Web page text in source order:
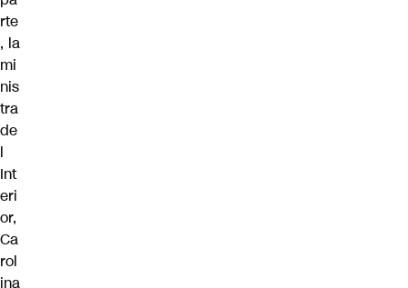
rte
, la
mi
nis
tra
de
l
Int
eri
or,
Ca
rol
ina